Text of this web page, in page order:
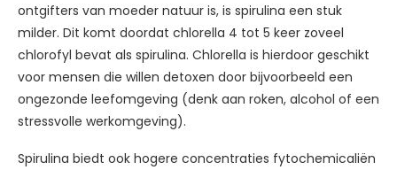
ontgifters van moeder natuur is, is spirulina een stuk
milder. Dit komt doordat chlorella 4 tot 5 keer zoveel
chlorofyl bevat als spirulina. Chlorella is hierdoor geschikt
voor mensen die willen detoxen door bijvoorbeeld een
ongezonde leefomgeving (denk aan roken, alcohol of een
stressvolle werkomgeving).
Spirulina biedt ook hogere concentraties fytochemicaliën